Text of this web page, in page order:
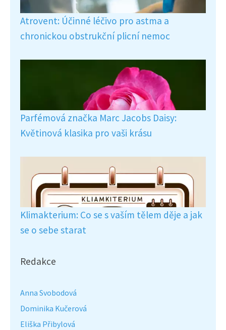
Atrovent: Účinné léčivo pro astma a
chronickou obstrukční plicní nemoc
Parfémová značka Marc Jacobs Daisy:
Květinová klasika pro vaši krásu
Klimakterium: Co se s vaším tělem děje a jak
se o sebe starat
Redakce
Anna Svobodová
Dominika Kučerová
Eliška Přibylová